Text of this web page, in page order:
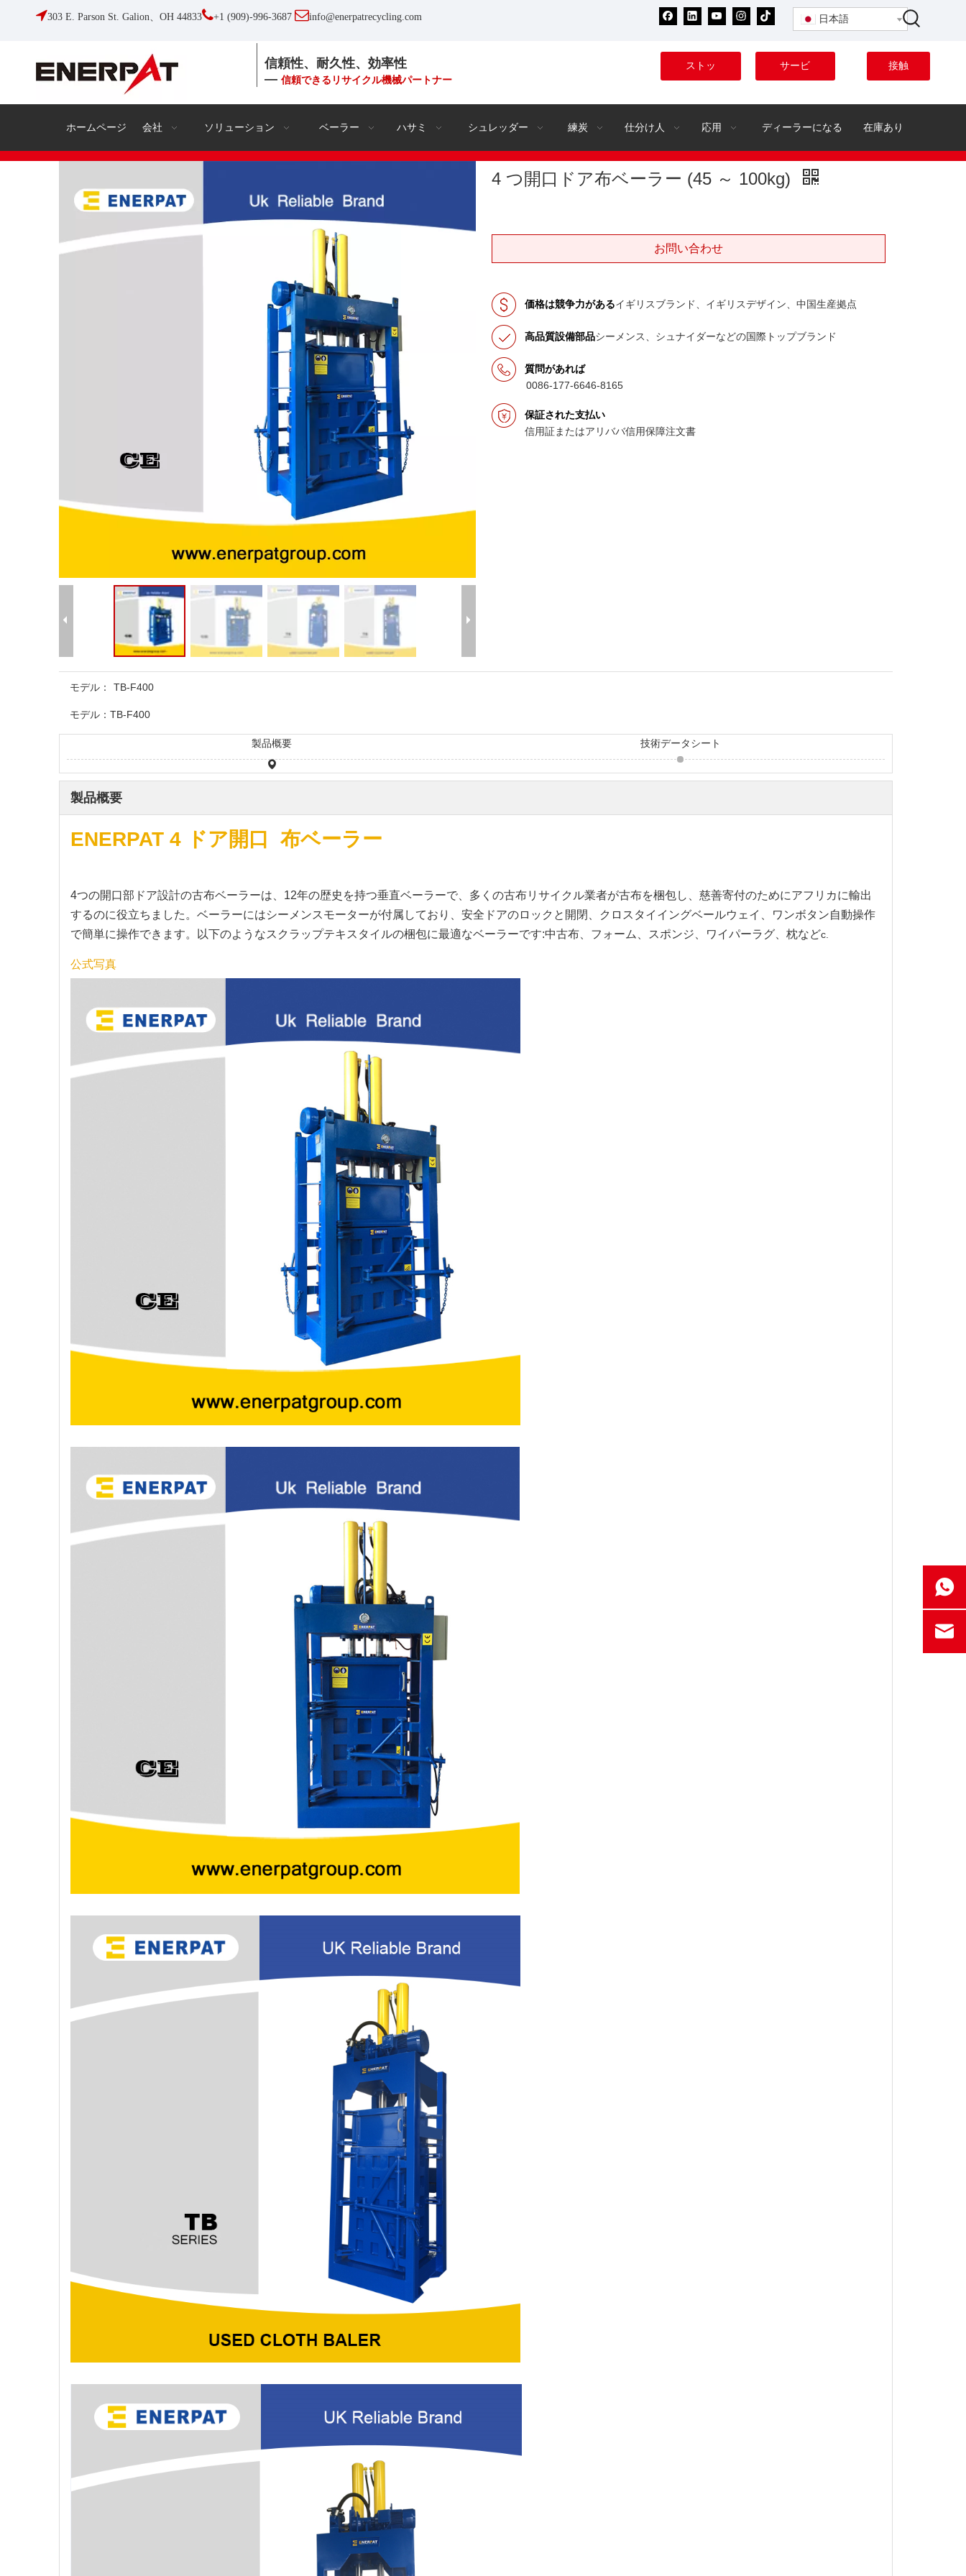
303 E. Parson St. Galion、OH 44833+1 (909)-996-3687 info@enerpatrecycling.com 日本語
信頼性、耐久性、効率性
—信頼できるリサイクル機械パートナー
ストッ サービ 接触
ホームページ 会社 ソリューション ベーラー ハサミ シュレッダー 練炭 仕分け人 応用 ディーラーになる 在庫あり
4 つ開口ドア布ベーラー (45 ～ 100kg)
お問い合わせ
価格は競争力があるイギリスブランド、イギリスデザイン、中国生産拠点
高品質設備部品シーメンス、シュナイダーなどの国際トップブランド
質問があれば
0086-177-6646-8165
保証された支払い
信用証またはアリババ信用保障注文書
モデル： TB-F400
モデル： TB-F400
製品概要 技術データシート
製品概要
ENERPAT 4 ドア開口 布ベーラー
4つの開口部ドア設計の古布ベーラーは、12年の歴史を持つ垂直ベーラーで、多くの古布リサイクル業者が古布を梱包し、慈善寄付のためにアフリカに輸出
するのに役立ちました。ベーラーにはシーメンスモーターが付属しており、安全ドアのロックと開閉、クロスタイイングベールウェイ、ワンボタン自動操作
で簡単に操作できます。以下のようなスクラップテキスタイルの梱包に最適なベーラーです:中古布、フォーム、スポンジ、ワイパーラグ、枕などc.
公式写真